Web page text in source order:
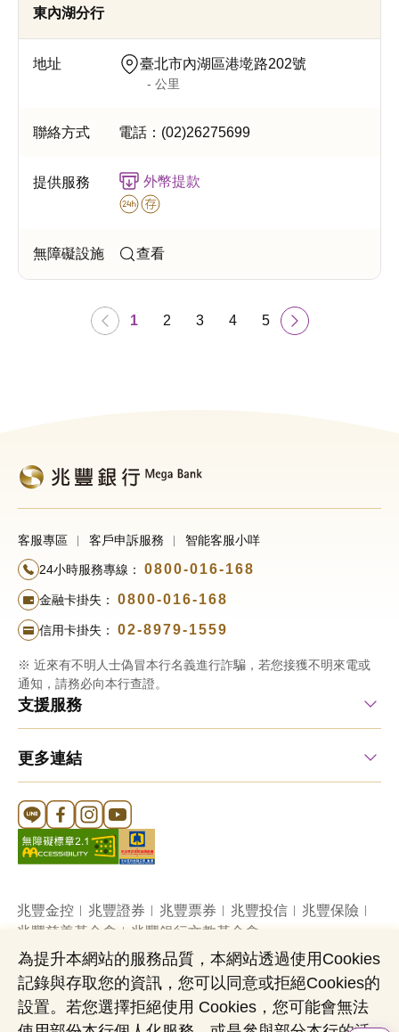
東內湖分行
臺北市內湖區港墘路202號
- 公里
電話： (02)26275699
外幣提款
查看
1 2 3 4 5
客服專區 客戶申訴服務 智能客服小咩
24小時服務專線： 0800-016-168
金融卡掛失： 0800-016-168
信用卡掛失： 02-8979-1559
※ 近來有不明人士偽冒本行名義進行詐騙，若您接獲不明來電或
通知，請務必向本行查證。
支援服務
更多連結
Line 官方帳號
FB 官方帳號
Instagram 官方帳號
YouTube 官方帳號
兆豐金控 兆豐證券 兆豐票券 兆豐投信
兆豐保險
兆豐慈善基金會
兆豐銀行文教基金會
網站導覽 法定公開揭露事項
機構投資人盡職治理
隱私權聲明
共同行銷專區 國內外幣清算
為提升本網站的服務品質，本網站透過使用Cookies
記錄與存取您的資訊，您可以同意或拒絕Cookies的
設置。若您選擇拒絕使用 Cookies，您可能會無法